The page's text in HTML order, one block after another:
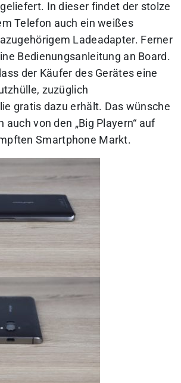
In dieser findet der stolze
Telefon auch ein weißes
Ladeadapter. Ferner
Bedienungsanleitung an Board.
der Käufer des Gerätes eine
zuzüglich
gratis dazu erhält. Das wünsche
auch von den „Big Playern“ auf
Smartphone Markt.